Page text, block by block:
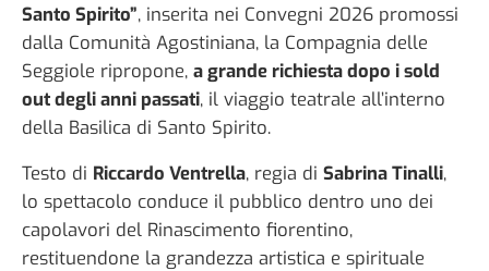
Santo Spirito”, inserita nei Convegni 2026 promossi
dalla Comunità Agostiniana, la Compagnia delle
Seggiole ripropone, a grande richiesta dopo i sold
out degli anni passati, il viaggio teatrale all’interno
della Basilica di Santo Spirito.
Testo di Riccardo Ventrella, regia di Sabrina Tinalli,
lo spettacolo conduce il pubblico dentro uno dei
capolavori del Rinascimento fiorentino,
restituendone la grandezza artistica e spirituale